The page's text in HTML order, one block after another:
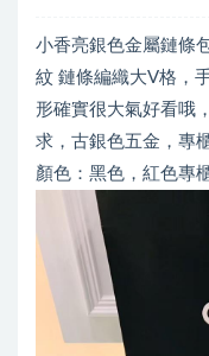
小香亮銀色金屬鏈條
紋 鏈條編織大V格，
形確實很大氣好看哦
求，古銀色五金，專
顏色：黑色，紅色專